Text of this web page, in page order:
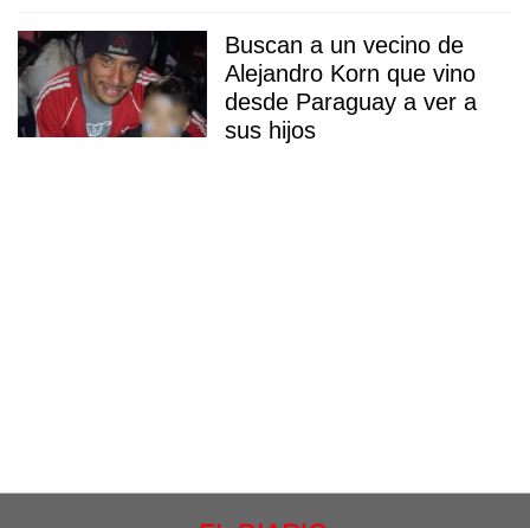
Buscan a un vecino de
Alejandro Korn que vino
desde Paraguay a ver a
sus hijos